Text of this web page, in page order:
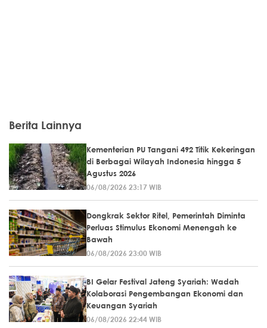
Berita Lainnya
Kementerian PU Tangani 492 Titik Kekeringan
di Berbagai Wilayah Indonesia hingga 5
Agustus 2026
06/08/2026 23:17 WIB
Dongkrak Sektor Ritel, Pemerintah Diminta
Perluas Stimulus Ekonomi Menengah ke
Bawah
06/08/2026 23:00 WIB
BI Gelar Festival Jateng Syariah: Wadah
Kolaborasi Pengembangan Ekonomi dan
Keuangan Syariah
06/08/2026 22:44 WIB